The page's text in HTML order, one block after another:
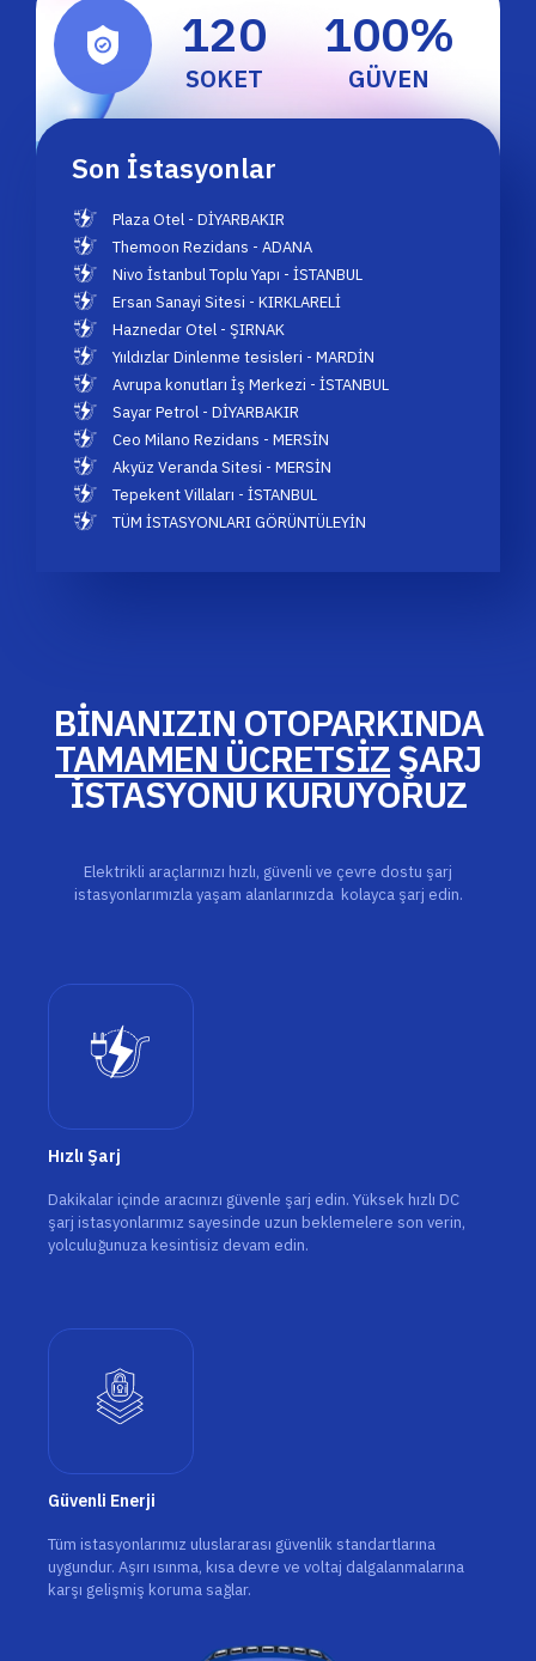
SOKET
120
GÜVEN
100%
Son İstasyonlar
Plaza Otel - DİYARBAKIR
Themoon Rezidans - ADANA
Nivo İstanbul Toplu Yapı - İSTANBUL
Ersan Sanayi Sitesi - KIRKLARELİ
Haznedar Otel - ŞIRNAK
Yııldızlar Dinlenme tesisleri - MARDİN
Avrupa konutları İş Merkezi - İSTANBUL
Sayar Petrol - DİYARBAKIR
Ceo Milano Rezidans - MERSİN
Akyüz Veranda Sitesi - MERSİN
Tepekent Villaları - İSTANBUL
TÜM İSTASYONLARI GÖRÜNTÜLEYİN
BİNANIZIN OTOPARKINDA
TAMAMEN ÜCRETSİZŞARJ
İSTASYONU KURUYORUZ
Elektrikli araçlarınızı hızlı, güvenli ve çevre dostu şarj
istasyonlarımızla yaşam alanlarınızda kolayca şarj edin.
Hızlı Şarj
Dakikalar içinde aracınızı güvenle şarj edin. Yüksek hızlı DC
şarj istasyonlarımız sayesinde uzun beklemelere son verin,
yolculuğunuza kesintisiz devam edin.
Güvenli Enerji
Tüm istasyonlarımız uluslararası güvenlik standartlarına
uygundur. Aşırı ısınma, kısa devre ve voltaj dalgalanmalarına
karşı gelişmiş koruma sağlar.